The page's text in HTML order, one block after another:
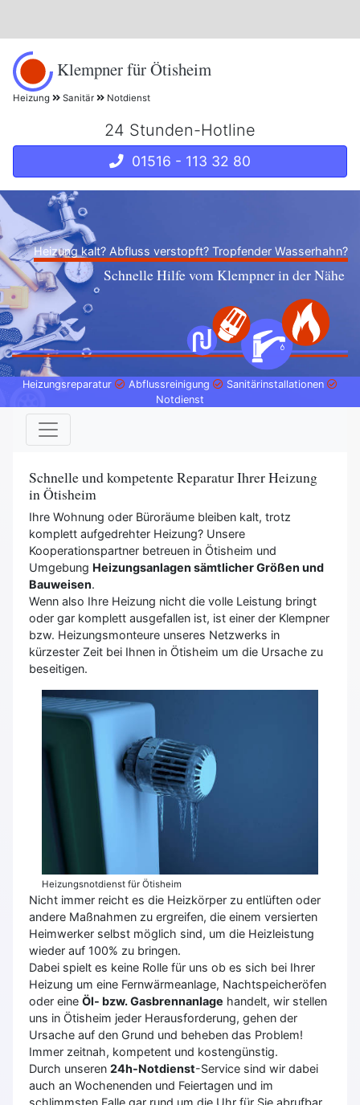
Klempner für Ötisheim
Heizung Sanitär Notdienst
24 Stunden-Hotline
01516 - 113 32 80
Heizung kalt? Abfluss verstopft? Tropfender Wasserhahn?
Schnelle Hilfe vom Klempner in der Nähe
Heizungsreparatur Abflussreinigung
Sanitärinstallationen
Notdienst
Schnelle und kompetente Reparatur Ihrer Heizung
in Ötisheim
Ihre Wohnung oder Büroräume bleiben kalt, trotz
komplett aufgedrehter Heizung? Unsere
Kooperationspartner betreuen in Ötisheim und
Umgebung Heizungsanlagen sämtlicher Größen und
Bauweisen.
Wenn also Ihre Heizung nicht die volle Leistung bringt
oder gar komplett ausgefallen ist, ist einer der Klempner
bzw. Heizungsmonteure unseres Netzwerks in
kürzester Zeit bei Ihnen in Ötisheim um die Ursache zu
beseitigen.
Heizungsnotdienst für Ötisheim
Nicht immer reicht es die Heizkörper zu entlüften oder
andere Maßnahmen zu ergreifen, die einem versierten
Heimwerker selbst möglich sind, um die Heizleistung
wieder auf 100% zu bringen.
Dabei spielt es keine Rolle für uns ob es sich bei Ihrer
Heizung um eine Fernwärmeanlage, Nachtspeicheröfen
oder eine Öl- bzw. Gasbrennanlage handelt, wir stellen
uns in Ötisheim jeder Herausforderung, gehen der
Ursache auf den Grund und beheben das Problem!
Immer zeitnah, kompetent und kostengünstig.
Durch unseren 24h-Notdienst-Service sind wir dabei
auch an Wochenenden und Feiertagen und im
schlimmsten Falle gar rund um die Uhr für Sie abrufbar.